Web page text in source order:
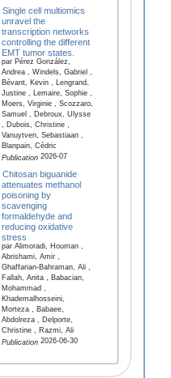
Single cell multiomics
unravel the
transcription networks
controlling the different
EMT tumor states.
par Pérez González,
Andrea , Windels, Gabriel ,
Bévant, Kevin , Lengrand,
Justine , Lemaire, Sophie ,
Moers, Virginie , Scozzaro,
Samuel , Debroux, Ulysse
, Dubois, Christine ,
Vanuytven, Sebastiaan ,
Blanpain, Cédric
Publication2026-07
Chitosan biguanide
attenuates methanol
poisoning by
scavenging
formaldehyde and
reducing oxidative
stress
par Alimoradi, Houman ,
Abrishami, Amir ,
Ghaffarian-Bahraman, Ali ,
Fallah, Anita , Babacian,
Mohammad ,
Khademalhosseini,
Morteza , Babaee,
Abdolreza , Delporte,
Christine , Razmi, Ali
Publication2026-06-30